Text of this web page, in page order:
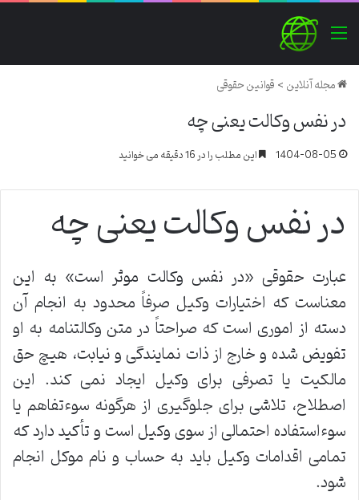
منو
مجله آنلاین>قوانین حقوقی
در نفس وکالت یعنی چه
1404-08-05 این مطلب را در 16 دقیقه می خوانید
در نفس وکالت یعنی چه
عبارت حقوقی «در نفس وکالت موثر است» به این
معناست که اختیارات وکیل صرفاً محدود به انجام آن
دسته از اموری است که صراحتاً در متن وکالتنامه به او
تفویض شده و خارج از ذات نمایندگی و نیابت، هیچ حق
مالکیت یا تصرفی برای وکیل ایجاد نمی کند. این
اصطلاح، تلاشی برای جلوگیری از هرگونه سوءتفاهم یا
سوءاستفاده احتمالی از سوی وکیل است و تأکید دارد که
تمامی اقدامات وکیل باید به حساب و نام موکل انجام
شود.